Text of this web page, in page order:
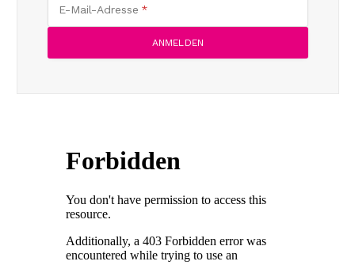
E-Mail-Adresse